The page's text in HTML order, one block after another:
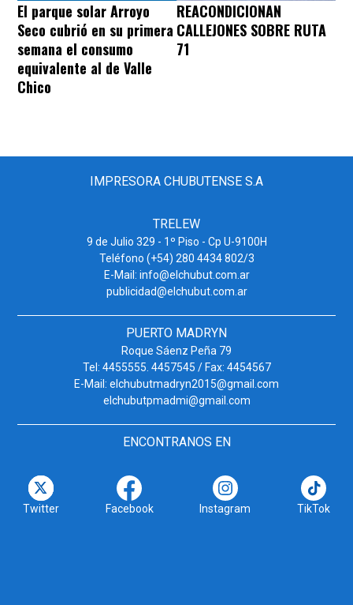
El parque solar Arroyo
Seco cubrió en su primera
semana el consumo
equivalente al de Valle
Chico
REACONDICIONAN
CALLEJONES SOBRE RUTA
71
IMPRESORA CHUBUTENSE S.A
TRELEW
9 de Julio 329 - 1º Piso - Cp U-9100H
Teléfono (+54) 280 4434 802/3
E-Mail: info@elchubut.com.ar
publicidad@elchubut.com.ar
PUERTO MADRYN
Roque Sáenz Peña 79
Tel: 4455555. 4457545 / Fax: 4454567
E-Mail: elchubutmadryn2015@gmail.com
elchubutpmadmi@gmail.com
ENCONTRANOS EN
Twitter Facebook Instagram TikTok